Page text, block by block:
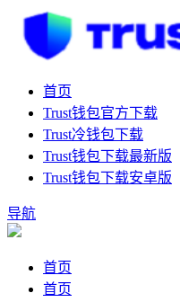
首页
Trust钱包官方下载
Trust冷钱包下载
Trust钱包下载最新版
Trust钱包下载安卓版
导航
首页
首页